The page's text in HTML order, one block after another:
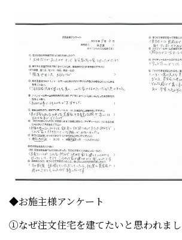
◆お施主様アンケート
①なぜ注文住宅を建てたいと思われまし